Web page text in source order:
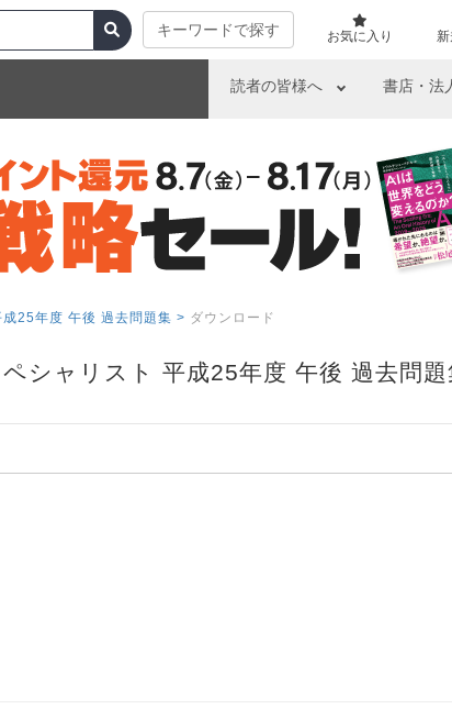
キーワードで探す お気に入り
読者の皆様へ 書店・法
成25年度 午後 過去問題集 > ダウンロード
シャリスト 平成25年度 午後 過去問題